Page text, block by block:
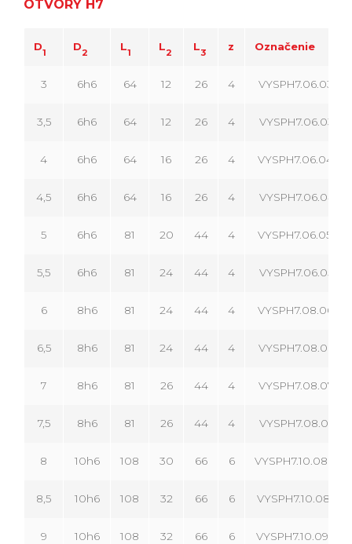
OTVORY H7
D1 D2 L1 L2 L3 z Označenie
3 6h6 64 12 26 4
3,5 6h6 64 12 26 4
4 6h6 64 16 26 4
4,5 6h6 64 16 26 4
5 6h6 81 20 44 4
5,5 6h6 81 24 44 4
6 8h6 81 24 44 4
6,5 8h6 81 24 44 4
7 8h6 81 26 44 4
7,5 8h6 81 26 44 4
8 10h6 108 30 66 6
8,5 10h6 108 32 66 6
9 10h6 108 32 66 6